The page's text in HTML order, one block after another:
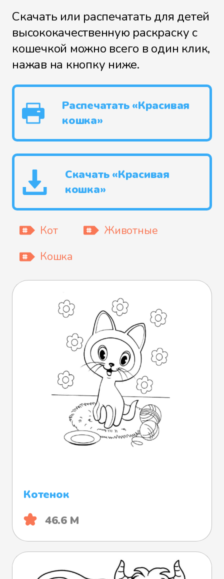
Скачать или распечатать для детей
высококачественную раскраску с
кошечкой можно всего в один клик,
нажав на кнопку ниже.
Распечатать «Красивая
кошка»
Скачать «Красивая
кошка»
Кот
Животные
Кошка
Котенок
46.6 М